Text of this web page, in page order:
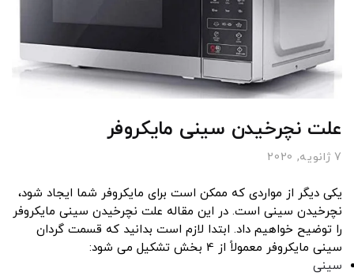
علت نچرخیدن سینی مایکروفر
7 ژانویه, 2020
یکی دیگر از مواردی که ممکن است برای مایکروفر شما ایجاد شود،
نچرخیدن سینی است. در این مقاله علت نچرخیدن سینی مایکروفر
را توضیح خواهیم داد. ابتدا لازم است بدانید که قسمت گردان
سینی مایکروفر معمولاً از 4 بخش تشکیل می شود:
سینی